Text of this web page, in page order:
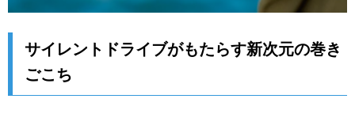
サイレントドライブがもたらす新次元の巻き
ごこち